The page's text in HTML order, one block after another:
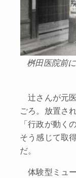
桝田医院前
辻さんが元
ごろ。放置さ
「行政が動く
そう感じて取
だ。
体験型ミュー